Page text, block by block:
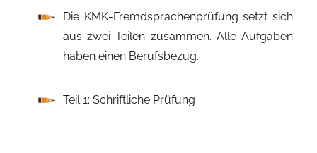
Die KMK-Fremdsprachenprüfung setzt sich
aus zwei Teilen zusammen. Alle Aufgaben
haben einen Berufsbezug.
Teil 1: Schriftliche Prüfung